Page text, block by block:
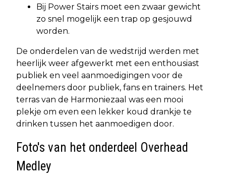
Bij Power Stairs moet een zwaar gewicht
zo snel mogelijk een trap op gesjouwd
worden.
De onderdelen van de wedstrijd werden met
heerlijk weer afgewerkt met een enthousiast
publiek en veel aanmoedigingen voor de
deelnemers door publiek, fans en trainers. Het
terras van de Harmoniezaal was een mooi
plekje om even een lekker koud drankje te
drinken tussen het aanmoedigen door.
Foto's van het onderdeel Overhead
Medley